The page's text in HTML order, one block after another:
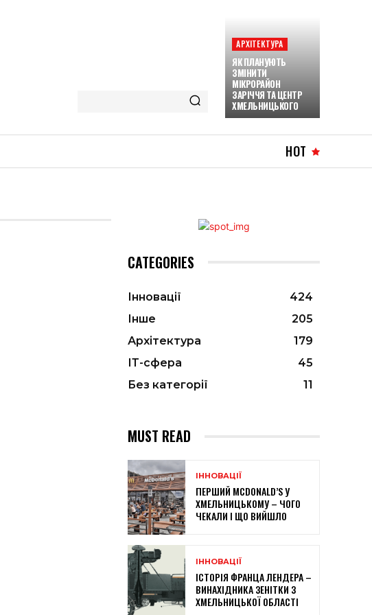
АРХІТЕКТУРА
ЯК ПЛАНУЮТЬ
ЗМІНИТИ
МІКРОРАЙОН
ЗАРІЧЧЯ ТА ЦЕНТР
ХМЕЛЬНИЦЬКОГО
HOT
CATEGORIES
Інновації
424
Інше
205
Архітектура
179
ІТ-сфера
45
Без категорії
11
MUST READ
ІННОВАЦІЇ
ПЕРШИЙ MCDONALD’S У
ХМЕЛЬНИЦЬКОМУ – ЧОГО
ЧЕКАЛИ І ЩО ВИЙШЛО
ІННОВАЦІЇ
ІСТОРІЯ ФРАНЦА ЛЕНДЕРА –
ВИНАХІДНИКА ЗЕНІТКИ З
ХМЕЛЬНИЦЬКОЇ ОБЛАСТІ